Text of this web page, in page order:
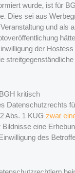
wurde, ist für
Dies sei aus
und
der
kritisch
Datenschutzrechts
Abs. 1 KUG zwar
eine
des